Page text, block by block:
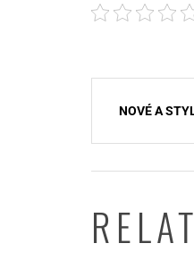
Navigace
příspěvek
NOVÉ A